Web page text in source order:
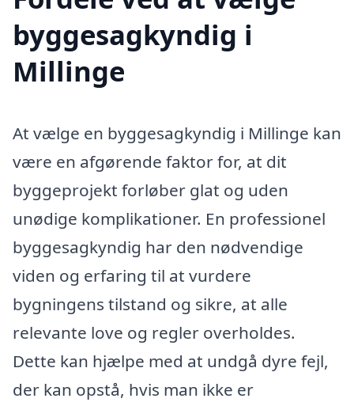
byggesagkyndig i
Millinge
At vælge en byggesagkyndig i Millinge kan
være en afgørende faktor for, at dit
byggeprojekt forløber glat og uden
unødige komplikationer. En professionel
byggesagkyndig har den nødvendige
viden og erfaring til at vurdere
bygningens tilstand og sikre, at alle
relevante love og regler overholdes.
Dette kan hjælpe med at undgå dyre fejl,
der kan opstå, hvis man ikke er